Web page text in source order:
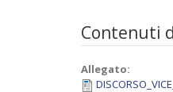
Contenuti
Allegato: